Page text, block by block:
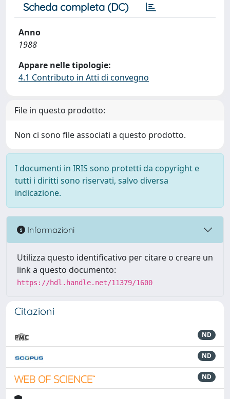
Scheda completa (DC)
Anno
1988
Appare nelle tipologie:
4.1 Contributo in Atti di convegno
File in questo prodotto:
Non ci sono file associati a questo prodotto.
I documenti in IRIS sono protetti da copyright e
tutti i diritti sono riservati, salvo diversa
indicazione.
Informazioni
Utilizza questo identificativo per citare o creare un
link a questo documento:
https://hdl.handle.net/11379/1600
Citazioni
ND
ND
ND